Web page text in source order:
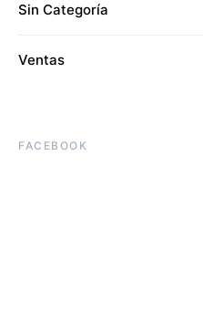
Sin Categoría
Ventas
FACEBOOK